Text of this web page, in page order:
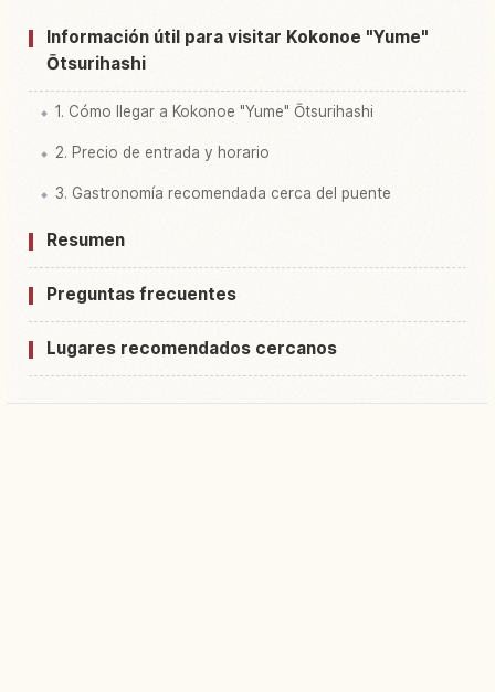
Información útil para visitar Kokonoe "Yume"
Ōtsurihashi
1. Cómo llegar a Kokonoe "Yume" Ōtsurihashi
2. Precio de entrada y horario
3. Gastronomía recomendada cerca del puente
Resumen
Preguntas frecuentes
Lugares recomendados cercanos